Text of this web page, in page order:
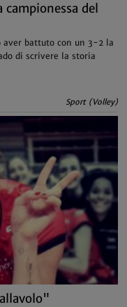
del
aver battuto con un 3-2 la
di scrivere la storia
Sport (Volley)